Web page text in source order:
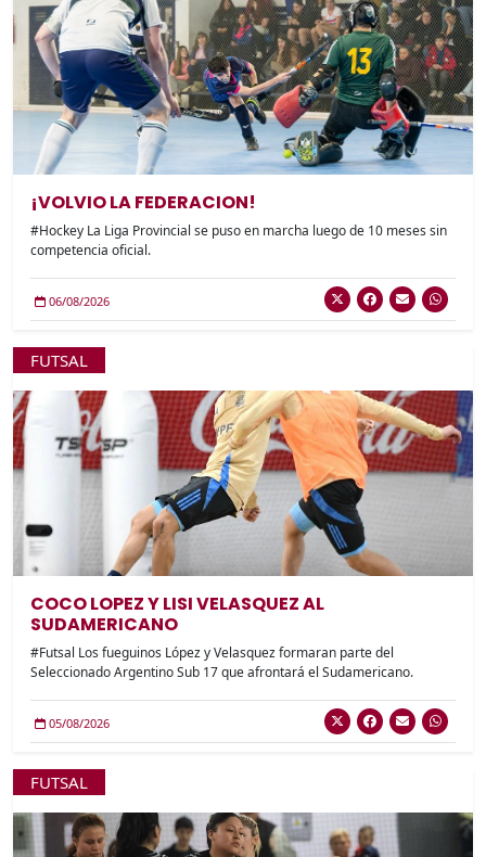
¡VOLVIO LA FEDERACION!
#Hockey La Liga Provincial se puso en marcha luego de 10 meses sin
competencia oficial.
06/08/2026
FUTSAL
COCO LOPEZ Y LISI VELASQUEZ AL
SUDAMERICANO
#Futsal Los fueguinos López y Velasquez formaran parte del
Seleccionado Argentino Sub 17 que afrontará el Sudamericano.
05/08/2026
FUTSAL